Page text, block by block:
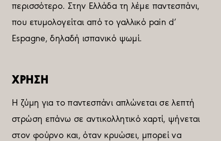
περισσότερο. Στην Ελλάδα τη λέμε παντεσπάνι,
που ετυμολογείται από το γαλλικό pain d’
Espagne, δηλαδή ισπανικό ψωμί.
ΧΡΗΣΗ
Η ζύμη για το παντεσπάνι απλώνεται σε λεπτή
στρώση επάνω σε αντικολλητικό χαρτί, ψήνεται
στον φούρνο και, όταν κρυώσει, μπορεί να